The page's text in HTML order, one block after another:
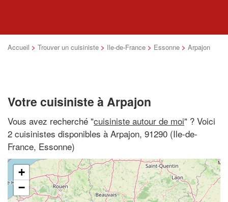
Accueil > Trouver un cuisiniste > Ile-de-France > Essonne > Arpajon
Votre cuisiniste à Arpajon
Vous avez recherché "cuisiniste autour de moi" ? Voici
2 cuisinistes disponibles à Arpajon, 91290 (Ile-de-
France, Essonne)
+
−